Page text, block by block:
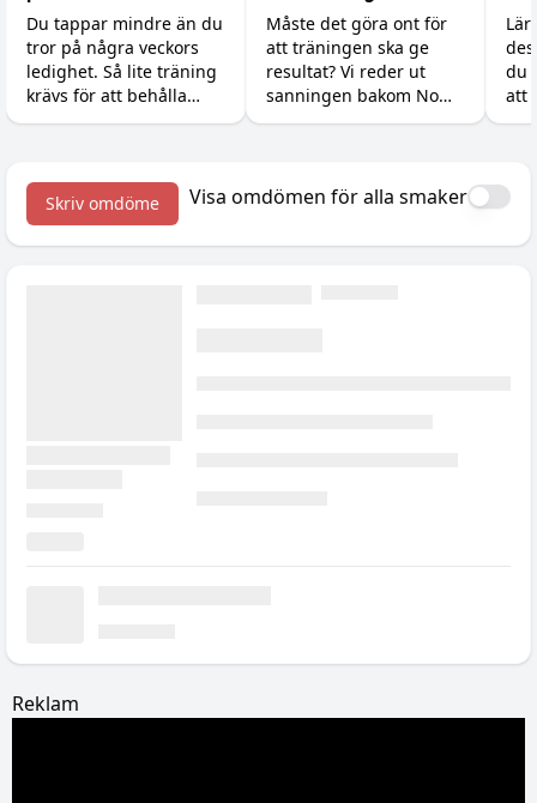
styrkan med minimal
träning
Du tappar mindre än du
tror på några veckors
ledighet. Så lite träning
krävs för att behålla
styrka och muskler, och
för att bygga
muskler?
Måste det göra ont för
att träningen ska ge
resultat? Vi reder ut
sanningen bakom No
Pain No Gain, vad
maxar återhämtningen.
Lär
du
att
Skriv omdöme Visa omdömen för alla smaker
Reklam